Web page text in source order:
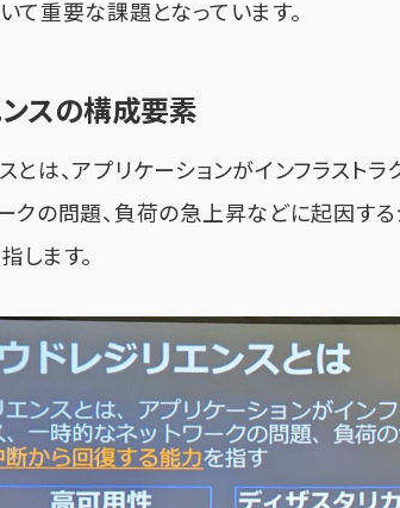
て重要な課題となっています。
スの構成要素
とは、アプリケーションがインフラスト
クの問題、負荷の急上昇などに起因す
します。